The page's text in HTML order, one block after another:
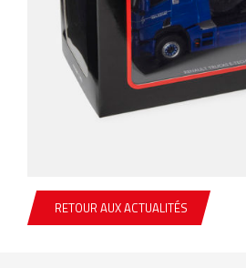
RETOUR AUX ACTUALITÉS